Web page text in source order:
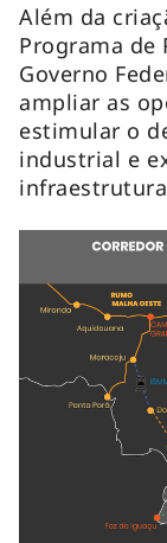
Além da
Programa de
Governo
ampliar as
estimular o
industrial e